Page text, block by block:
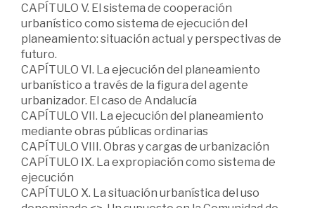
CAPÍTULO V. El sistema de cooperación
urbanístico como sistema de ejecución del
planeamiento: situación actual y perspectivas de
futuro.
CAPÍTULO VI. La ejecución del planeamiento
urbanístico a través de la figura del agente
urbanizador. El caso de Andalucía
CAPÍTULO VII. La ejecución del planeamiento
mediante obras públicas ordinarias
CAPÍTULO VIII. Obras y cargas de urbanización
CAPÍTULO IX. La expropiación como sistema de
ejecución
CAPÍTULO X. La situación urbanística del uso